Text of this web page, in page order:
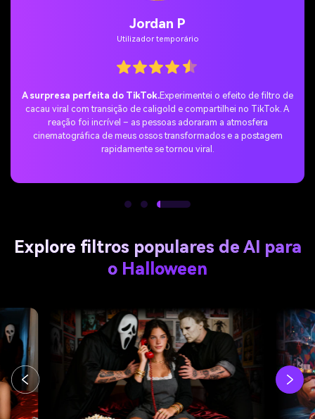
Jordan P
Utilizador temporário
A surpresa perfeita do TikTok.Experimentei o efeito de filtro de
cacau viral com transição de caligold e compartilhei no TikTok. A
reação foi incrível – as pessoas adoraram a atmosfera
cinematográfica de meus ossos transformados e a postagem
rapidamente se tornou viral.
Explore filtros populares de AI para
o Halloween